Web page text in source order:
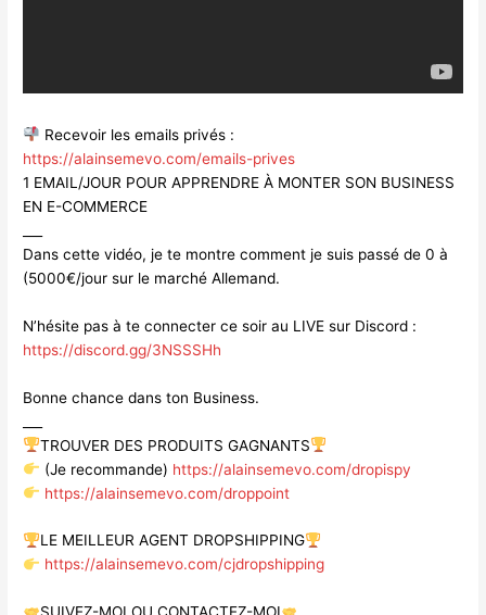
Recevoir les emails privés :
https://alainsemevo.com/emails-prives
1 EMAIL/JOUR POUR APPRENDRE À MONTER SON BUSINESS
EN E-COMMERCE
Danscette vidéo, je te montre comment je suis passé de 0 à
(5000€/jour sur le marché Allemand.
N’hésite pas à te connecter ce soir au LIVE sur Discord :
https://discord.gg/3NSSSHh
Bonne chance dans ton Business.
TROUVER DES PRODUITS GAGNANTS
(Je recommande) https://alainsemevo.com/dropispy
https://alainsemevo.com/droppoint
LE MEILLEUR AGENT DROPSHIPPING
https://alainsemevo.com/cjdropshipping